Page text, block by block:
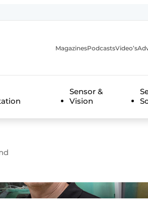
MagazinesPodcastsVideo’s
Sensor &
Vision